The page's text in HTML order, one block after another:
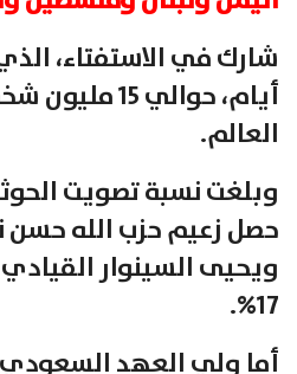
شارك في الاستفتاء،
أيام، حوالي
العالم.
ويحيى السينوار
17%.
أما ولي العهد السعودي